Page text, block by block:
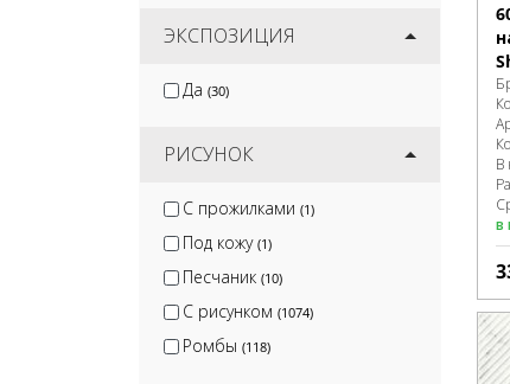
ЭКСПОЗИЦИЯ
Да (30)
РИСУНОК
С прожилками (1)
Под кожу (1)
Песчаник (10)
С рисунком (1074)
Ромбы (118)
В
в